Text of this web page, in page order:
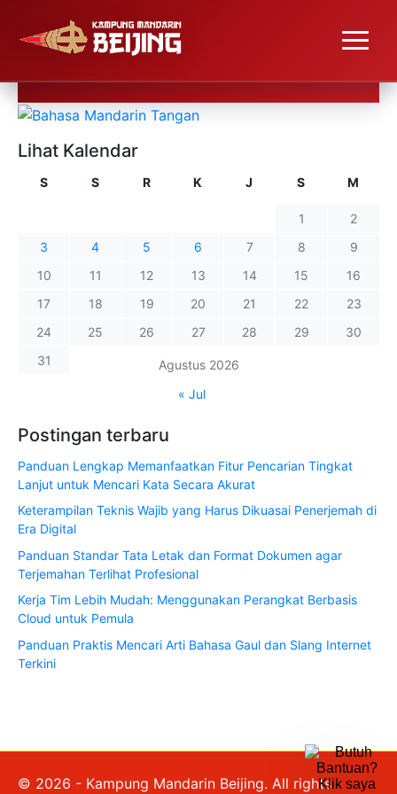
Lihat Kalendar
Agustus 2026
S S R K J S M
1
2
3
4 5 6 7 8
9
10
11 12 13 14 15
16
17
18 19 20 21 22
23
24
25 26 27 28 29
30
31
« Jul
Postingan terbaru
Panduan Lengkap Memanfaatkan Fitur Pencarian Tingkat
Lanjut untuk Mencari Kata Secara Akurat
Keterampilan Teknis Wajib yang Harus Dikuasai Penerjemah di
Era Digital
Panduan Standar Tata Letak dan Format Dokumen agar
Terjemahan Terlihat Profesional
Kerja Tim Lebih Mudah: Menggunakan Perangkat Berbasis
Cloud untuk Pemula
Panduan Praktis Mencari Arti Bahasa Gaul dan Slang Internet
Terkini
© 2026 - Kampung Mandarin Beijing. All rights